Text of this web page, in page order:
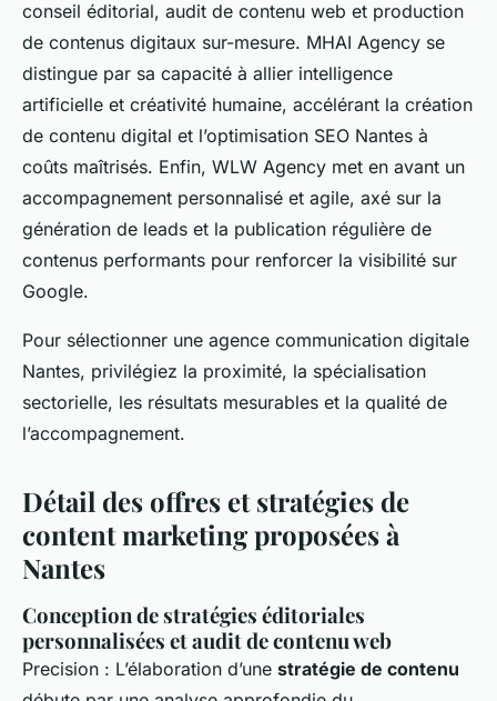
conseil éditorial, audit de contenu web et production
de contenus digitaux sur-mesure. MHAI Agency se
distingue par sa capacité à allier intelligence
artificielle et créativité humaine, accélérant la création
de contenu digital et l’optimisation SEO Nantes à
coûts maîtrisés. Enfin, WLW Agency met en avant un
accompagnement personnalisé et agile, axé sur la
génération de leads et la publication régulière de
contenus performants pour renforcer la visibilité sur
Google.
Pour sélectionner une agence communication digitale
Nantes, privilégiez la proximité, la spécialisation
sectorielle, les résultats mesurables et la qualité de
l’accompagnement.
Détail des offres et stratégies de
content marketing proposées à
Nantes
Conception de stratégies éditoriales
personnalisées et audit de contenu web
Precision : L’élaboration d’une stratégie de contenu